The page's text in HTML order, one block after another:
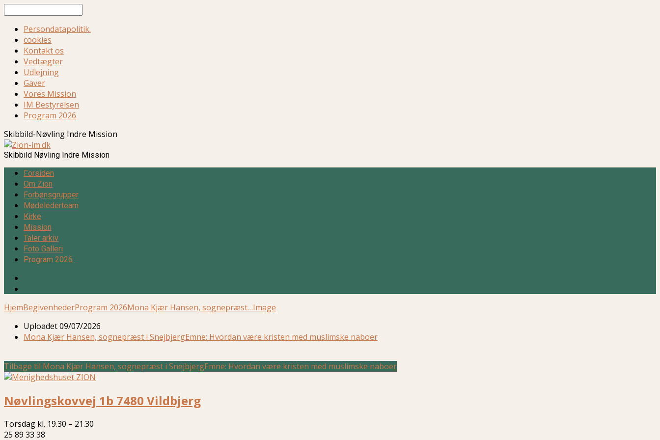
Persondatapolitik.
cookies
Kontakt os
Vedtægter
Udlejning
Gaver
Vores Mission
IM Bestyrelsen
Program 2026
Skibbild-Nøvling Indre Mission
Skibbild Nøvling Indre Mission
Forsiden
Om Zion
Forbønsgrupper
Mødelederteam
Kirke
Mission
Taler arkiv
Foto Galleri
Program 2026
HjemBegivenhederProgram 2026Mona Kjær Hansen, sognepræst…Image
Uploadet09/07/2026
Mona Kjær Hansen, sognepræst i SnejbjergEmne: Hvordan være kristen med muslimske naboer
Tilbage til Mona Kjær Hansen, sognepræst i SnejbjergEmne: Hvordan være kristen med muslimske naboer
Nøvlingskovvej 1b 7480 Vildbjerg
Torsdag kl. 19.30 – 21.30
25 89 33 38